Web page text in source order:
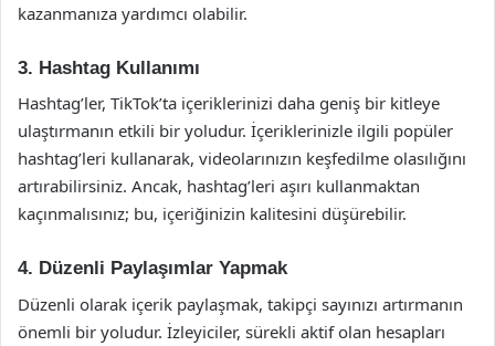
kazanmanıza yardımcı olabilir.
3. Hashtag Kullanımı
Hashtag’ler, TikTok’ta içeriklerinizi daha geniş bir kitleye
ulaştırmanın etkili bir yoludur. İçeriklerinizle ilgili popüler
hashtag’leri kullanarak, videolarınızın keşfedilme olasılığını
artırabilirsiniz. Ancak, hashtag’leri aşırı kullanmaktan
kaçınmalısınız; bu, içeriğinizin kalitesini düşürebilir.
4. Düzenli Paylaşımlar Yapmak
Düzenli olarak içerik paylaşmak, takipçi sayınızı artırmanın
önemli bir yoludur. İzleyiciler, sürekli aktif olan hesapları